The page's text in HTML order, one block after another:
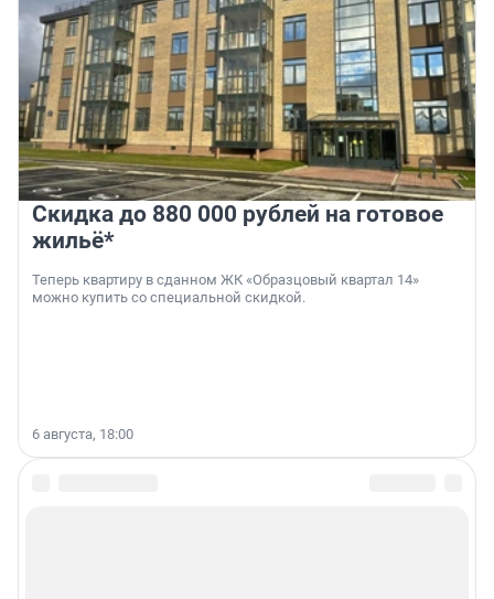
Скидка до 880 000 рублей на готовое
жильё*
Теперь квартиру в сданном ЖК «Образцовый квартал 14»
можно купить со специальной скидкой.
6 августа, 18:00